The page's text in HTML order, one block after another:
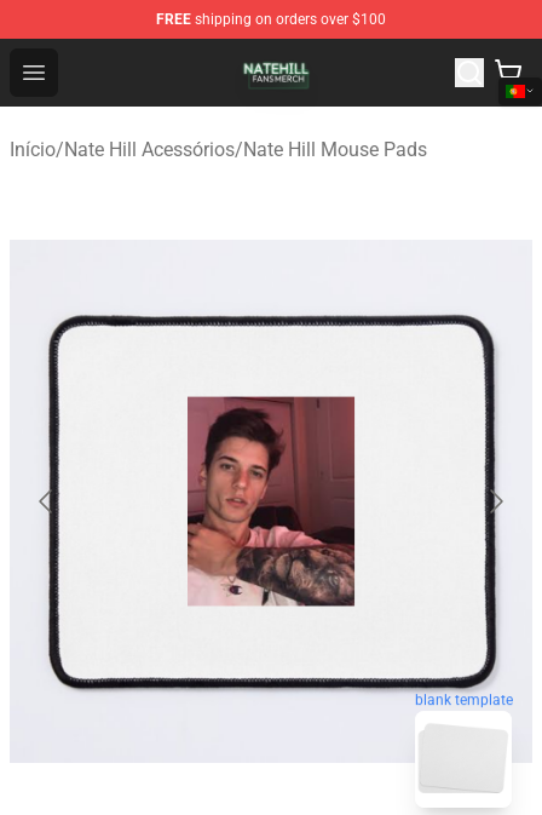
FREE shipping on orders over $100
Open menu
Nate Hill Shop - Official Nate Hill Merchandise Store
Início/Nate Hill Acessórios/Nate Hill Mouse Pads
blank template